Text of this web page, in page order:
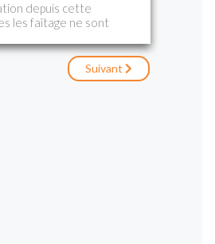
depuis cette
les faîtage ne sont
bars et plus
Résine pour
ou résine ? Alain
Suivant